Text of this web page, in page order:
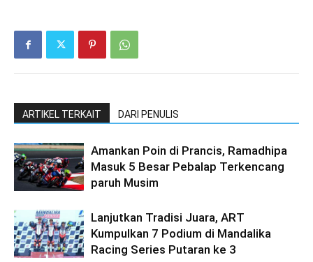
ARTIKEL TERKAIT DARI PENULIS
Amankan Poin di Prancis, Ramadhipa
Masuk 5 Besar Pebalap Terkencang
paruh Musim
Lanjutkan Tradisi Juara, ART
Kumpulkan 7 Podium di Mandalika
Racing Series Putaran ke 3